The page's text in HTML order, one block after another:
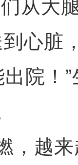
从大
到心脏
院！
越来